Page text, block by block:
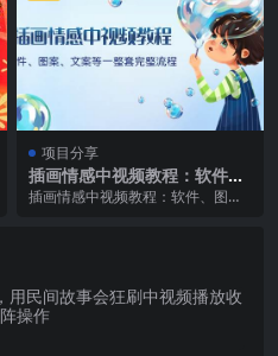
项目分享
插画情感中视频教程：软件、
图案、文案等一整套完整流
插画情感中视频教程：软件、图
用民间故事会狂刷中视频播放收
操作